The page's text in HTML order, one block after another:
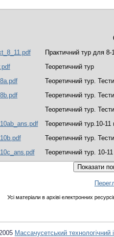
Практичний тур для 8-
Теоретичний тур
Теоретичний тур.
Теоретичний тур.
Теоретичний тур.
Теоретичний тур.10-11
Теоретичний тур.
Теоретичний тур. 10-
Усі матеріали в архіві електронних
Массачусетський технологічний